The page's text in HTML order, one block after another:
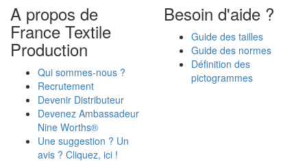
A propos de
France Textile
Production
Qui sommes-nous ?
Recrutement
Devenir Distributeur
Devenez Ambassadeur
Nine Worths®
Une suggestion ? Un
avis ? Cliquez, ici !
Besoin d'aide ?
Guide des tailles
Guide des normes
Définition des
pictogrammes